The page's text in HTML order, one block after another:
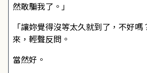
然敢騙我了。」
「讓妳覺得沒等太久就到了，不好
來，輕聲反問。
當然好。